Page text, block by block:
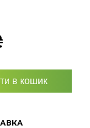
в кошик